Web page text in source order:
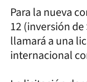
Para la nueva
12 (inversión
llamará a una
internacional